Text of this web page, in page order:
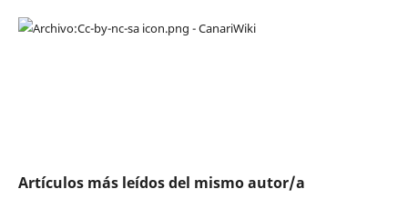
Artículos más leídos del mismo autor/a